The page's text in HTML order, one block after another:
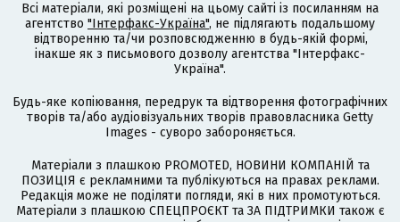
Всі матеріали, які розміщені на цьому сайті із посиланням на
агентство "Інтерфакс-Україна", не підлягають подальшому
відтворенню та/чи розповсюдженню в будь-якій формі,
інакше як з письмового дозволу агентства "Інтерфакс-
Україна".
Будь-яке копіювання, передрук та відтворення фотографічних
творів та/або аудіовізуальних творів правовласника Getty
Images - суворо забороняється.
Матеріали з плашкою PROMOTED, НОВИНИ КОМПАНІЙ та
ПОЗИЦІЯ є рекламними та публікуються на правах реклами.
Редакція може не поділяти погляди, які в них промотуються.
Матеріали з плашкою СПЕЦПРОЄКТ та ЗА ПІДТРИМКИ також є